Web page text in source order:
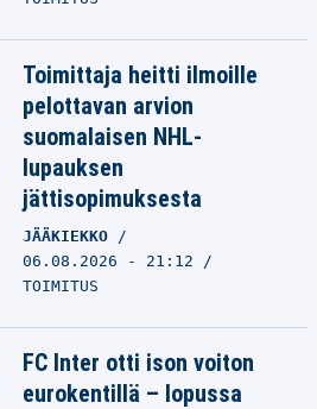
Toimittaja heitti ilmoille
pelottavan arvion
suomalaisen NHL-
lupauksen
jättisopimuksesta
JÄÄKIEKKO
06.08.2026 - 21:12
TOIMITUS
FC Inter otti ison voiton
eurokentillä – lopussa